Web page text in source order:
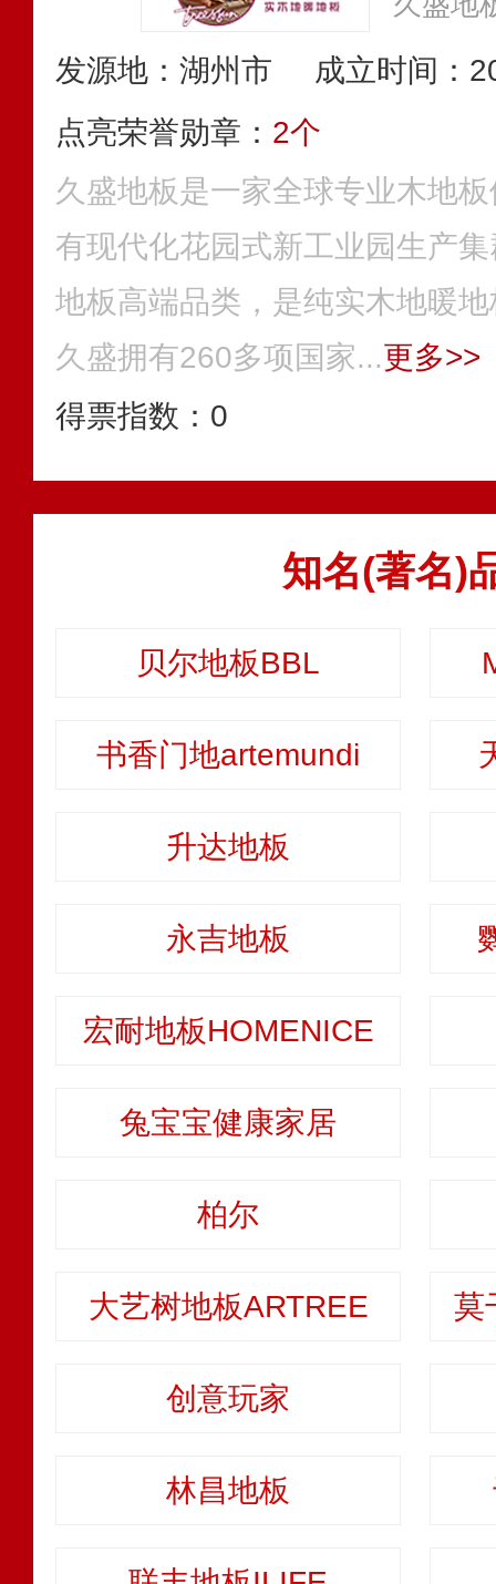
发源地：湖州市
成立时间：
点亮荣誉勋章： 2个
久盛地板是一家全球专业木地
有现代化花园式新工业园生产
地板高端品类，是纯实木地暖
久盛拥有260多项国家...更多>>
得票指数： 0
知名(著名)
贝尔地板BBL
书香门地artemundi
升达地板
永吉地板
宏耐地板HOMENICE
兔宝宝健康家居
柏尔
大艺树地板ARTREE 莫
创意玩家
林昌地板